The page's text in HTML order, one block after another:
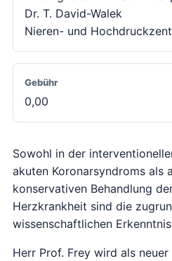
Dr. T. David-Walek
Nieren- und
Gebühr
0,00
Sowohl in der
akuten Koronarsyndroms als
konservativen Behandlung
Herzkrankheit sind die
wissenschaftlichen
Herr Prof. Frey wird als